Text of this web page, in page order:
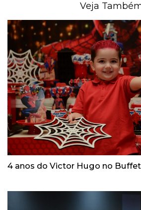
Veja
4 anos do Victor Hugo no